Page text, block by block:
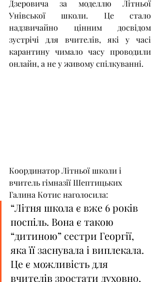
Дзеровича за моделлю Літньої
Унівської школи. Це стало
надзвичайно цінним досвідом
зустрічі для вчителів, які у часі
карантину чимало часу проводили
онлайн, а не у живому спілкуванні.
Координатор Літньої школи і
вчитель гімназії Шептицьких
Галина Котис наголосила:
“Літня школа є вже 6 років
поспіль. Вона є такою
“дитиною” сестри Георгії,
яка її заснувала і виплекала.
Це є можливість для
вчителів зростати духовно,